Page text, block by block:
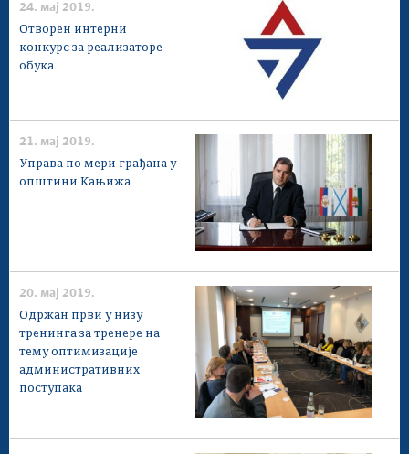
24. мај 2019.
Отворен интерни
конкурс за реализаторе
обука
21. мај 2019.
Управа по мери грађана у
општини Кањижа
20. мај 2019.
Одржан први у низу
тренинга за тренере на
тему оптимизације
административних
поступака